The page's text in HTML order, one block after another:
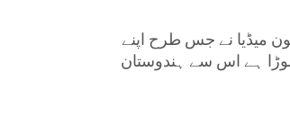
میڈیا نے جس طرح اپنے
ہے اس سے ہندوستان